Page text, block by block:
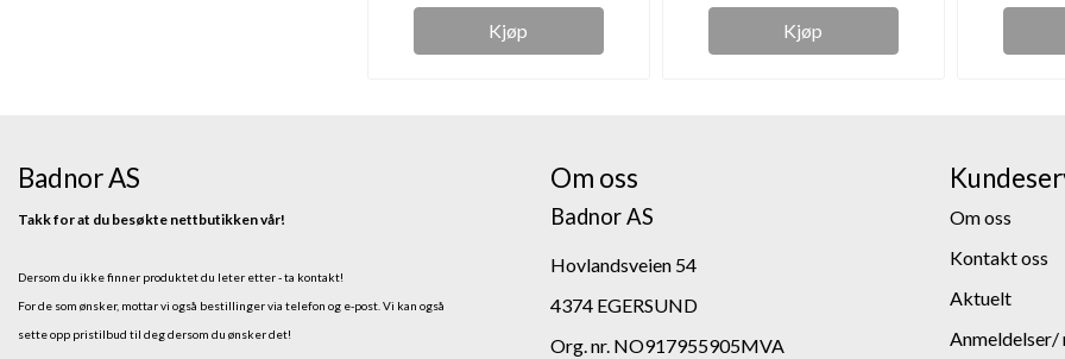
Kjøp Kjøp
Badnor AS
Takk for at du besøkte nettbutikken vår!
Dersom du ikke finner produktet du leter etter - ta kontakt!
For de som ønsker, mottar vi også bestillinger via telefon og e-post. Vi kan også
sette opp pristilbud til deg dersom du ønsker det!
Om oss
Badnor AS
Hovlandsveien 54
4374 EGERSUND
Org. nr. NO917955905MVA
Om oss
Kontakt oss
Aktuelt
Anmeldelser/